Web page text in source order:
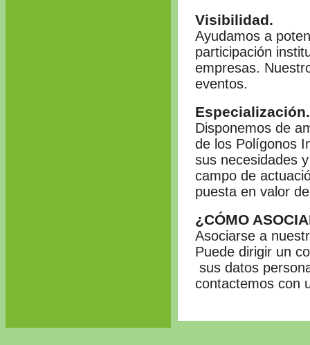
Visibilidad.
Ayudamos a
participación
empresas.
eventos.
Especialización.
Disponemos de
de los Polígonos
sus necesidades
campo de
puesta en valor
¿CÓMO
Asociarse a
Puede dirigir un
sus datos
contactemos con